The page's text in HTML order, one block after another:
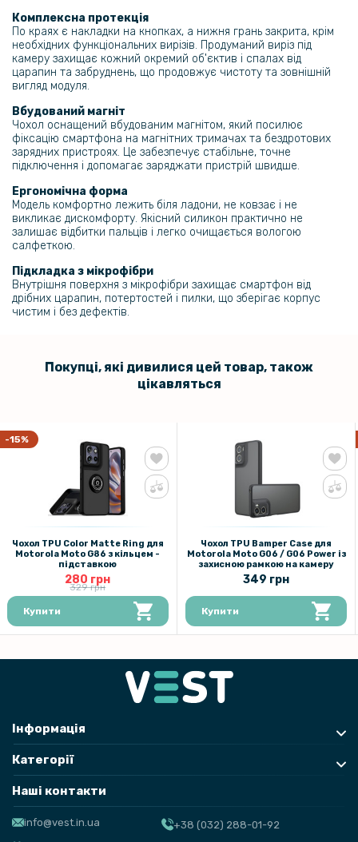
Комплексна протекція
По краях є накладки на кнопках, а нижня грань закрита, крім
необхідних функціональних вирізів. Продуманий виріз під
камеру захищає кожний окремий об'єктив і спалах від
царапин та забруднень, що продовжує чистоту та зовнішній
вигляд модуля.
Вбудований магніт
Чохол оснащений вбудованим магнітом, який посилює
фіксацію смартфона на магнітних тримачах та бездротових
зарядних пристроях. Це забезпечує стабільне, точне
підключення і допомагає заряджати пристрій швидше.
Ергономічна форма
Модель комфортно лежить біля ладони, не ковзає і не
викликає дискомфорту. Якісний силикон практично не
залишає відбитки пальців і легко очищається вологою
салфеткою.
Підкладка з мікрофібри
Внутрішня поверхня з мікрофібри захищає смартфон від
дрібних царапин, потертостей і пилки, що зберігає корпус
чистим і без дефектів.
Покупці, які дивилися цей товар, також
цікавляться
-15%
Чохол TPU Color Matte Ring для
Motorola Moto G86 з кільцем -
підставкою
280 грн
329 грн
Купити
Чохол TPU Bamper Case для
Motorola Moto G06 / G06 Power із
захисною рамкою на камеру
349 грн
Купити
Інформація
Категорії
Наші контакти
info@vest.in.ua +38 (032) 288-01-92